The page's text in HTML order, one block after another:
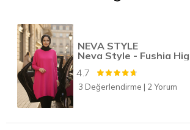
NEVA STYLE
4.7
3 Değerlendirme | 2 Yorum